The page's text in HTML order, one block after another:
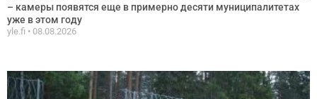
– камеры появятся еще в примерно десяти муниципалитетах
уже в этом году
yle.fi 08.08.2026